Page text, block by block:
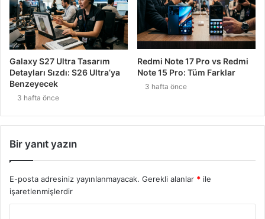
Galaxy S27 Ultra Tasarım
Detayları Sızdı: S26 Ultra’ya
Benzeyecek
3 hafta önce
Redmi Note 17 Pro vs Redmi
Note 15 Pro: Tüm Farklar
3 hafta önce
Bir yanıt yazın
E-posta adresiniz yayınlanmayacak. Gerekli alanlar * ile
işaretlenmişlerdir